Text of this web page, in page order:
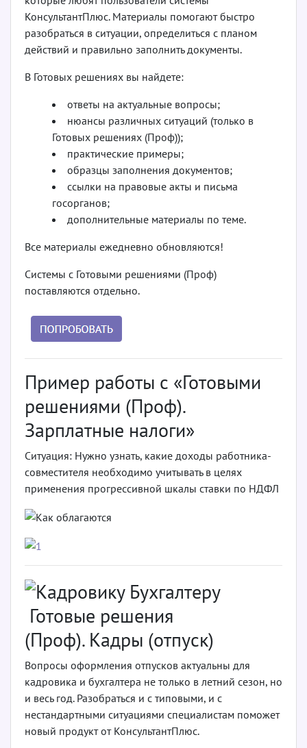
КонсультантПлюс. Материалы помогают быстро
разобраться в ситуации, определиться с планом
действий и правильно заполнить документы.
В Готовых решениях вы найдете:
ответы на актуальные вопросы;
нюансы различных ситуаций (только в
Готовых решениях (Проф));
практические примеры;
образцы заполнения документов;
ссылки на правовые акты и письма
госорганов;
дополнительные материалы по теме.
Все материалы ежедневно обновляются!
Системы с Готовыми решениями (Проф)
поставляются отдельно.
Пример работы с «Готовыми
решениями (Проф).
Зарплатные налоги»
Ситуация: Нужно узнать, какие доходы работника-
совместителя необходимо учитывать в целях
применения прогрессивной шкалы ставки по НДФЛ
Готовые решения
(Проф). Кадры (отпуск)
Вопросы оформления отпусков актуальны для
кадровика и бухгалтера не только в летний сезон, но
и весь год. Разобраться и с типовыми, и с
нестандартными ситуациями специалистам поможет
новый продукт от КонсультантПлюс.